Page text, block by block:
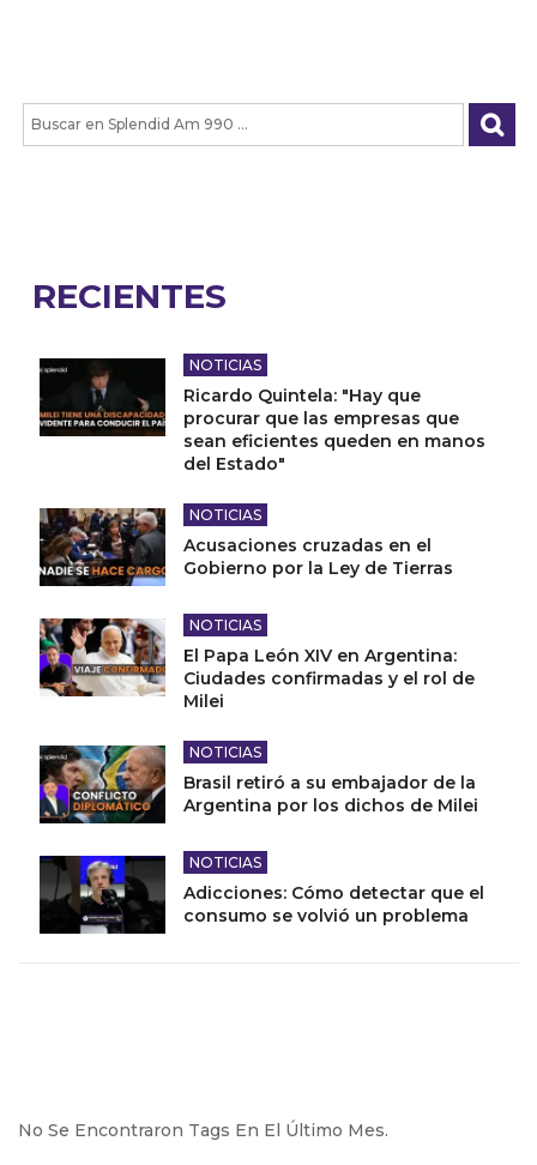
RECIENTES
NOTICIAS
Ricardo Quintela: "Hay que
procurar que las empresas que
sean eficientes queden en manos
del Estado"
NOTICIAS
Acusaciones cruzadas en el
Gobierno por la Ley de Tierras
NOTICIAS
El Papa León XIV en Argentina:
Ciudades confirmadas y el rol de
Milei
NOTICIAS
Brasil retiró a su embajador de la
Argentina por los dichos de Milei
NOTICIAS
Adicciones: Cómo detectar que el
consumo se volvió un problema
No Se Encontraron Tags En El Último Mes.